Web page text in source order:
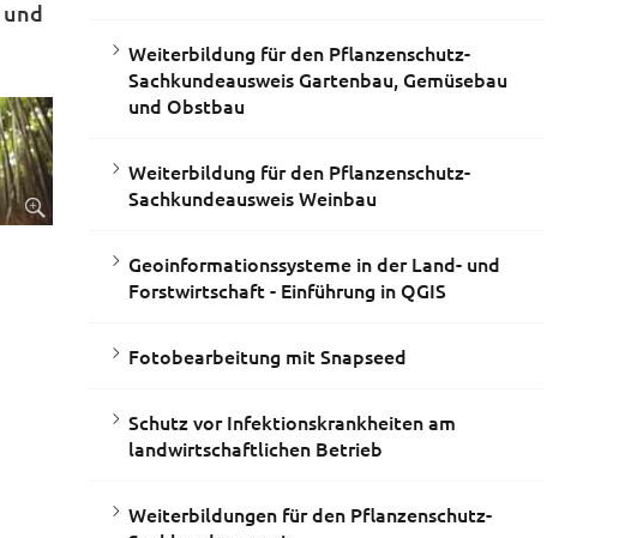
Weiterbildung für den Pflanzenschutz-
Sachkundeausweis Gartenbau, Gemüsebau
und Obstbau
Weiterbildung für den Pflanzenschutz-
Sachkundeausweis Weinbau
Geoinformationssysteme in der Land- und
Forstwirtschaft - Einführung in QGIS
Fotobearbeitung mit Snapseed
Schutz vor Infektionskrankheiten am
landwirtschaftlichen Betrieb
Weiterbildungen für den Pflanzenschutz-